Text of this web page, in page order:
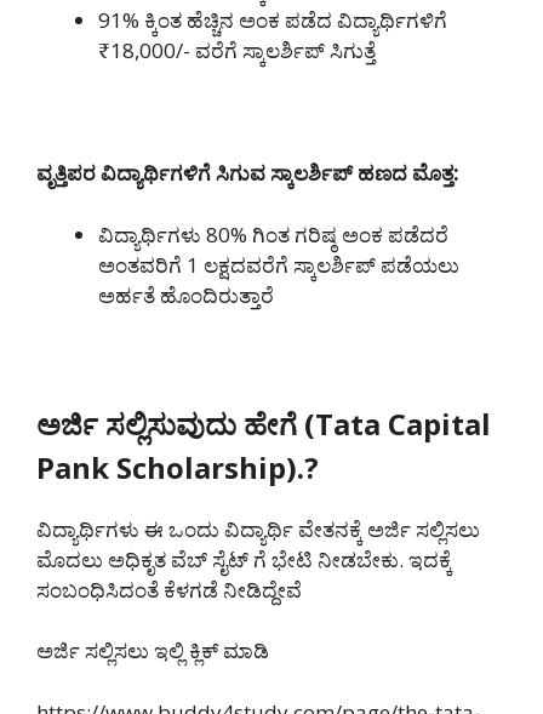
91% ಕ್ಕಿಂತ ಹೆಚ್ಚಿನ ಅಂಕ ಪಡೆದ ವಿದ್ಯಾರ್ಥಿಗಳಿಗೆ
₹18,000/- ವರೆಗೆ ಸ್ಕಾಲರ್ಶಿಪ್ ಸಿಗುತ್ತೆ
ವೃತ್ತಿಪರ ವಿದ್ಯಾರ್ಥಿಗಳಿಗೆ ಸಿಗುವ ಸ್ಕಾಲರ್ಶಿಪ್ ಹಣದ ಮೊತ್ತ:
ವಿದ್ಯಾರ್ಥಿಗಳು 80% ಗಿಂತ ಗರಿಷ್ಠ ಅಂಕ ಪಡೆದರೆ
ಅಂತವರಿಗೆ 1 ಲಕ್ಷದವರೆಗೆ ಸ್ಕಾಲರ್ಶಿಪ್ ಪಡೆಯಲು
ಅರ್ಹತೆ ಹೊಂದಿರುತ್ತಾರೆ
ಅರ್ಜಿ ಸಲ್ಲಿಸುವುದು ಹೇಗೆ (Tata Capital
Pank Scholarship).?
ವಿದ್ಯಾರ್ಥಿಗಳು ಈ ಒಂದು ವಿದ್ಯಾರ್ಥಿ ವೇತನಕ್ಕೆ ಅರ್ಜಿ ಸಲ್ಲಿಸಲು
ಮೊದಲು ಅಧಿಕೃತ ವೆಬ್ ಸೈಟ್ ಗೆ ಭೇಟಿ ನೀಡಬೇಕು. ಇದಕ್ಕೆ
ಸಂಬಂಧಿಸಿದಂತೆ ಕೆಳಗಡೆ ನೀಡಿದ್ದೇವೆ
ಅರ್ಜಿ ಸಲ್ಲಿಸಲು ಇಲ್ಲಿ ಕ್ಲಿಕ್ ಮಾಡಿ